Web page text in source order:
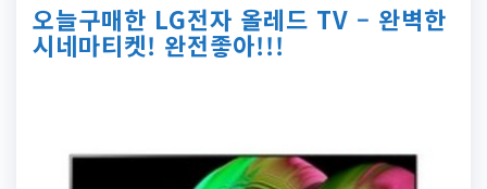
오늘구매한 LG전자 올레드 TV – 완벽한
시네마티켓! 완전좋아!!!